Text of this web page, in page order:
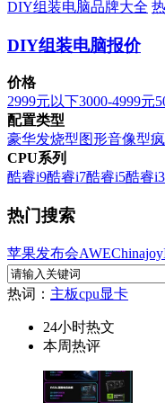
DIY组装电脑品牌大全
DIY组装电脑报价
价格
2999元以下3000-4999元
配置类型
豪华发烧型图形音像型
CPU系列
酷睿i9酷睿i7酷睿i5酷睿i3
热门搜索
苹果发布会AWEChinajoy
热词： 主板cpu显卡
24小时热文
本周热评